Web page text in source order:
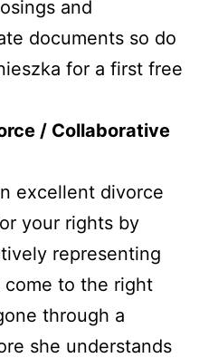
and
documents so do
for a first free
/ Collaborative
excellent divorce
your rights by
representing
to the right
through a
she understands